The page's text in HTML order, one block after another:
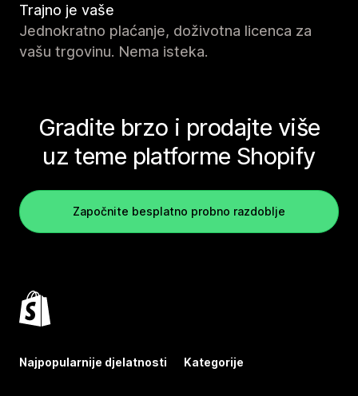
Trajno je vaše
Jednokratno plaćanje, doživotna licenca za
vašu trgovinu. Nema isteka.
Gradite brzo i prodajte više
uz teme platforme Shopify
Započnite besplatno probno razdoblje
Najpopularnije djelatnosti Kategorije